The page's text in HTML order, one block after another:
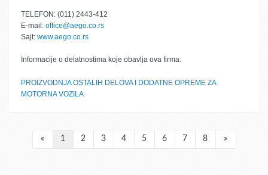
TELEFON: (011) 2443-412
E-mail: office@aego.co.rs
Sajt: www.aego.co.rs
Informacije o delatnostima koje obavlja ova firma:
PROIZVODNJA OSTALIH DELOVA I DODATNE OPREME ZA
MOTORNA VOZILA
« 1 2 3 4 5 6 7 8 »